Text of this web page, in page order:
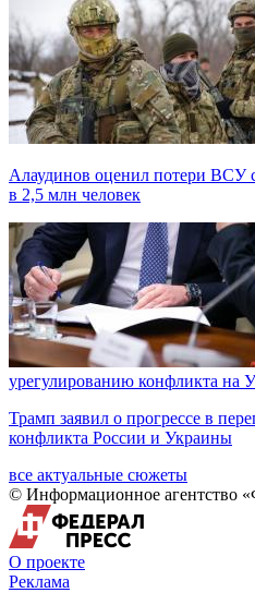
Алаудинов оценил потери ВСУ
в 2,5 млн человек
урегулированию конфликта на
Трамп заявил о прогрессе в
конфликта России и Украины
все актуальные сюжеты
© Информационное агентство
О проекте
Реклама